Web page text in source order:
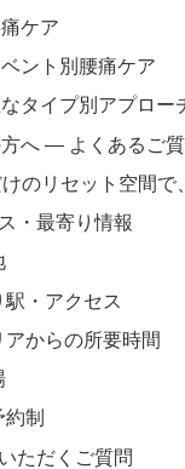
ケア
ント別腰痛ケア
タイプ別アプロー
へ — よくあるご
のリセット空間
・最寄り情報
駅・アクセス
アからの所要時間
制
ただくご質問